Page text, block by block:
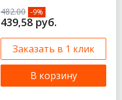
482.00 -9%
439,58 руб.
Заказать в 1 клик
В корзину